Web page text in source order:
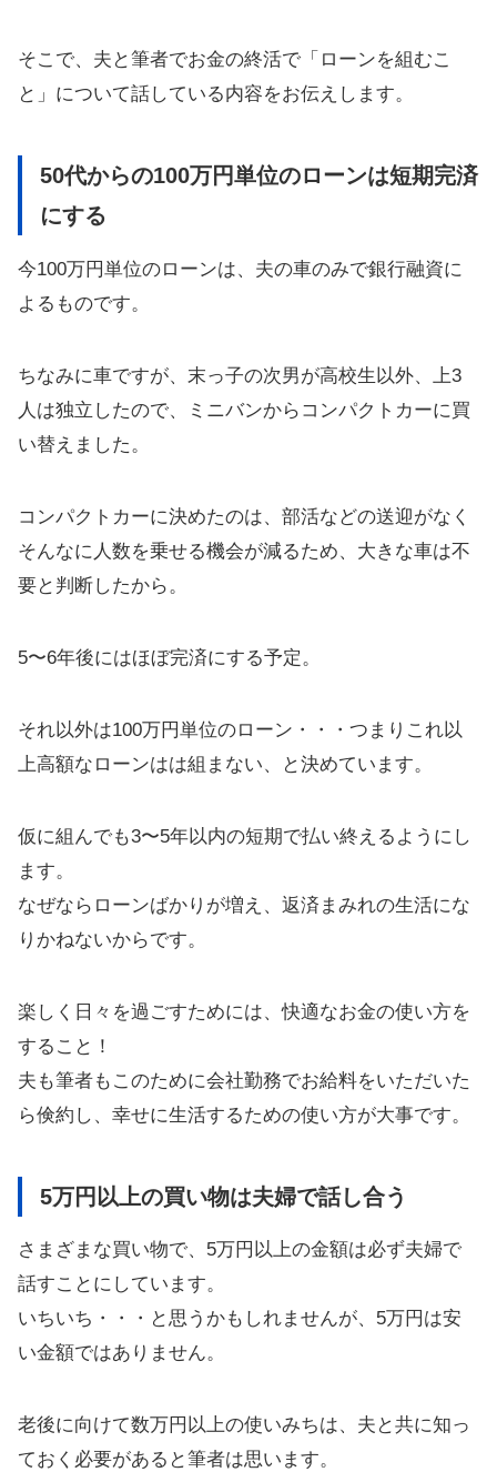
そこで、夫と筆者でお金の終活で「ローンを組むこ
と」について話している内容をお伝えします。
50代からの100万円単位のローンは短期完済
にする
今100万円単位のローンは、夫の車のみで銀行融資に
よるものです。
ちなみに車ですが、末っ子の次男が高校生以外、上3
人は独立したので、ミニバンからコンパクトカーに買
い替えました。
コンパクトカーに決めたのは、部活などの送迎がなく
そんなに人数を乗せる機会が減るため、大きな車は不
要と判断したから。
5〜6年後にはほぼ完済にする予定。
それ以外は100万円単位のローン・・・つまりこれ以
上高額なローンはは組まない、と決めています。
仮に組んでも3〜5年以内の短期で払い終えるようにし
ます。
なぜならローンばかりが増え、返済まみれの生活にな
りかねないからです。
楽しく日々を過ごすためには、快適なお金の使い方を
すること！
夫も筆者もこのために会社勤務でお給料をいただいた
ら倹約し、幸せに生活するための使い方が大事です。
5万円以上の買い物は夫婦で話し合う
さまざまな買い物で、5万円以上の金額は必ず夫婦で
話すことにしています。
いちいち・・・と思うかもしれませんが、5万円は安
い金額ではありません。
老後に向けて数万円以上の使いみちは、夫と共に知っ
ておく必要があると筆者は思います。